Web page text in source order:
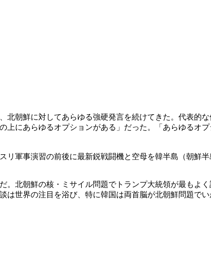
北朝鮮に対してあらゆる強硬発言を続けてきた。代表的
にあらゆるオプションがある」だった。「あらゆるオ
軍事演習の前後に最新鋭戦闘機と空母を韓半島（朝鮮半
。北朝鮮の核・ミサイル問題でトランプ大統領が最もよ
世界の注目を浴び、特に韓国は両首脳が北朝鮮問題でい